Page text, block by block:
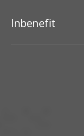
Inbenefit